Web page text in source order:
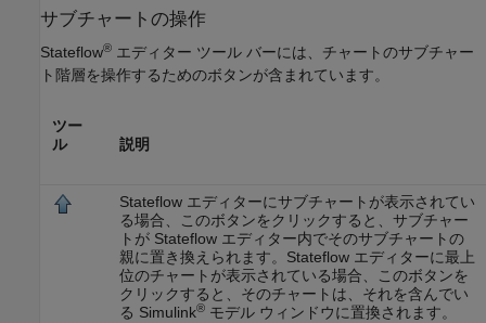
サブチャートの操作
Stateflow® エディター ツール バーには、チャートのサブチャー
ト階層を操作するためのボタンが含まれています。
ツー
ル
説明
Stateflow エディターにサブチャートが表示されてい
る場合、このボタンをクリックすると、サブチャー
トが Stateflow エディター内でそのサブチャートの
親に置き換えられます。Stateflow エディターに最上
位のチャートが表示されている場合、このボタンを
クリックすると、そのチャートは、それを含んでい
る Simulink®モデル ウィンドウに置換されます。